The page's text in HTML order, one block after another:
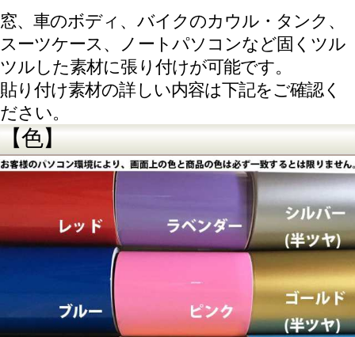
クリックにて、コチラをご参考下さい。
【貼付け後について】
・糊が安定するまでの養生時間が必要です。
（２４Ｈ～４８Ｈ）
・細かい切り抜きは非常に剥がれやすい場合
が御座います。貼り付け後はなるべく触れな
い様に十分ご注意下さい。
・貼り付け時、貼り付け後のいかなる問題に
関して当方は一切の責任を負いません。
【貼れない・剥がれ易い素材】
下記素材には貼付け不向きです。
下記素材に施工した場合は、「張り付かな
い」、「すぐ剥がれる」と言った事には対応
出来ませんので予めご了承下さい。
ポリエチレン(PE)/ポリプロピレン(PP)/シリコ
ン塗装物/フッ素塗装物/ゴム素材/表面が凸凹し
てる素材/変形する素材
適切な下地処理(脱脂処理)により貼付け可能な
●粗面の為不可:
ヘアライン金属/発泡スチロール/ベニア板/コ
ンクリート/モルタル/布生地